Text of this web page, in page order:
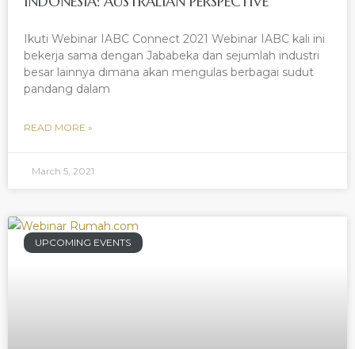
Ikuti Webinar IABC Connect 2021 Webinar IABC kali ini
bekerja sama dengan Jababeka dan sejumlah industri
besar lainnya dimana akan mengulas berbagai sudut
pandang dalam
READ MORE »
March 5, 2021
UPCOMING EVENTS